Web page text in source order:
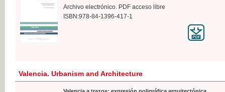
Archivo electrónico. PDF acceso libre
ISBN:978-84-1396-417-1
Valencia. Urbanism and Architecture